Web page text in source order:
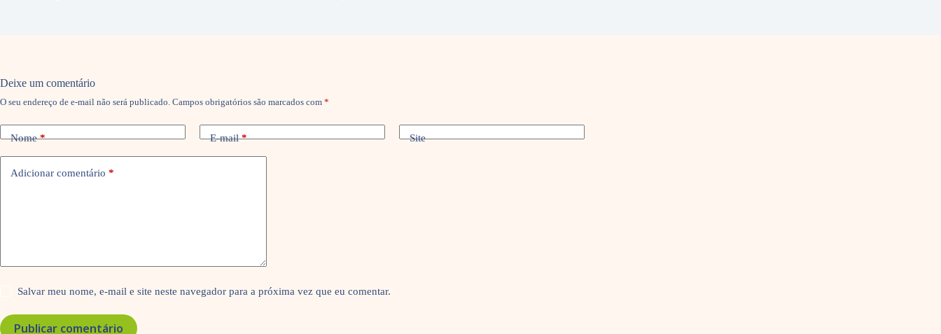
Deixe um comentário
O seu endereço de e-mail não será publicado. Campos obrigatórios são marcados com *
Nome* E-mail* Site
Adicionar comentário *
Salvar meu nome, e-mail e site neste navegador para a próxima vez que eu comentar.
Publicar comentário